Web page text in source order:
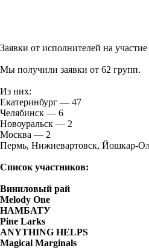
Заявки от исполнителей на
Мы получили заявки от 62 групп.
Из них:
Екатеринбург — 47
Челябинск — 6
Новоуральск — 2
Москва — 2
Пермь, Нижневартовск, Йошкар-
Список участников:
Виниловый рай
Melody One
НАМБАТУ
Pine Larks
ANYTHING HELPS
Magical Marginals